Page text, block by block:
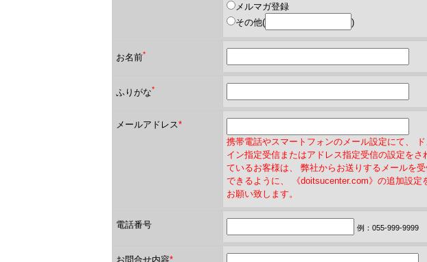
メルマガ登録
その他( )
お名前*
ふりがな*
メールアドレス*
携帯電話やスマートフォンのメール設定にて、 ド
イン指定受信またはアドレス指定受信の設定をさ
ているお客様は、 弊社からお送りするメールを
できるように、 《doitsucenter.com》の追加設定
お願い致します。
電話番号 例：055-999-9999
お問合せ内容*